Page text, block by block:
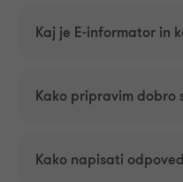
Kaj je E-informator in
Kako pripravim dobro
Kako napisati